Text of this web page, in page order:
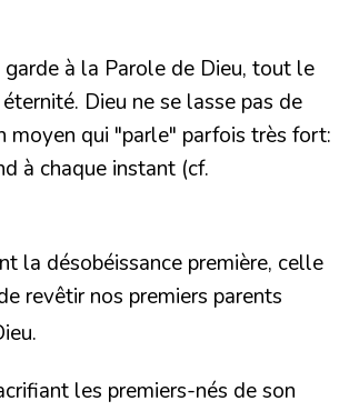
à la Parole de Dieu, tout le
Dieu ne se lasse pas de
moyen qui "parle" parfois très fort:
à chaque instant (cf.
la désobéissance première, celle
revêtir nos premiers parents
les premiers-nés de son